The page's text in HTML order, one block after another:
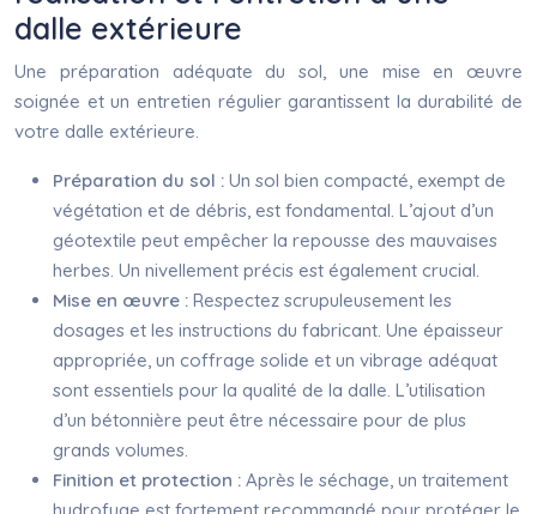
dalle extérieure
Une préparation adéquate du sol, une mise en œuvre
soignée et un entretien régulier garantissent la durabilité de
votre dalle extérieure.
Préparation du sol : Un sol bien compacté, exempt de
végétation et de débris, est fondamental. L’ajout d’un
géotextile peut empêcher la repousse des mauvaises
herbes. Un nivellement précis est également crucial.
Mise en œuvre : Respectez scrupuleusement les
dosages et les instructions du fabricant. Une épaisseur
appropriée, un coffrage solide et un vibrage adéquat
sont essentiels pour la qualité de la dalle. L’utilisation
d’un bétonnière peut être nécessaire pour de plus
grands volumes.
Finition et protection : Après le séchage, un traitement